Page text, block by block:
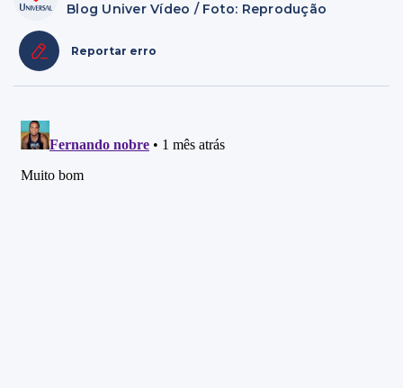
Blog Univer Vídeo / Foto: Reprodução
Reportar erro